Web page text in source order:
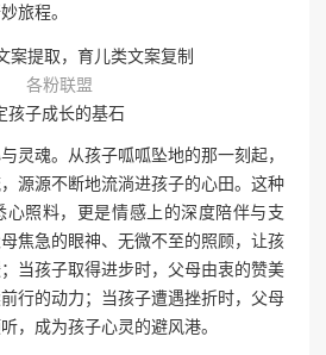
旅程。
各粉联盟
孩子成长的基石
灵魂。从孩子呱呱坠地的那一刻起，
源源不断地流淌进孩子的心田。这种
心照料，更是情感上的深度陪伴与支
焦急的眼神、无微不至的照顾，让孩
当孩子取得进步时，父母由衷的赞美
行的动力；当孩子遭遇挫折时，父母
，成为孩子心灵的避风港。